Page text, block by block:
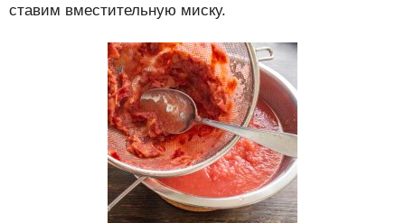
ставим вместительную миску.